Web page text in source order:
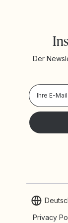
Der
Privacy